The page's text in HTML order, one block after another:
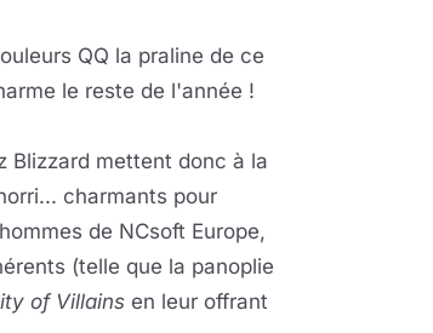
QQ la praline de ce
le reste de l'année !
Blizzard mettent donc à la
charmants pour
de NCsoft Europe,
(telle que la panoplie
of Villains en leur offrant